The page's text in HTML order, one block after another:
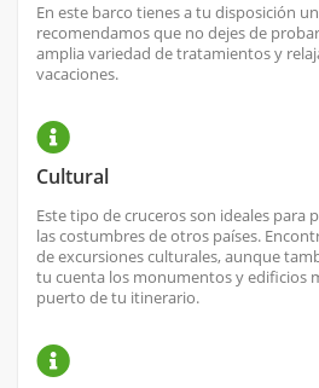
En este barco tienes a tu disposición
recomendamos que no dejes de
amplia variedad de tratamientos y
vacaciones.
Cultural
Este tipo de cruceros son ideales para
las costumbres de otros países.
de excursiones culturales, aunque
tu cuenta los monumentos y edificios
puerto de tu itinerario.